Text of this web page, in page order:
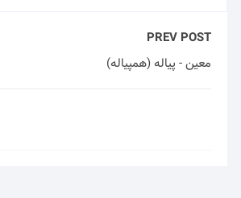
PREV POST
معین - پیاله (همپیاله)